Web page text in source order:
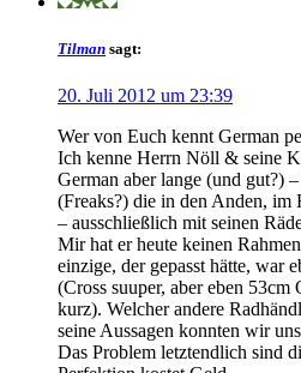
Tilman sagt:
20. Juli 2012 um 23:39
Wer von Euch kennt German
Ich kenne Herrn Nöll & seine
German aber lange (und gut?)
(Freaks?) die in den Anden,
– ausschließlich mit seinen
Mir hat er heute keinen
einzige, der gepasst hätte, war
(Cross suuper, aber eben 53cm
kurz). Welcher andere
seine Aussagen konnten wir
Das Problem letztendlich sind